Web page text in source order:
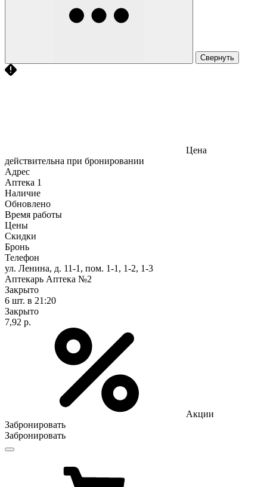
Свернуть
Цена
действительна при бронировании
Адрес
Аптека 1
Наличие
Обновлено
Время работы
Цены
Скидки
Бронь
Телефон
ул. Ленина, д. 11-1, пом. 1-1, 1-2, 1-3
Аптекарь Аптека №2
Закрыто
6 шт. в 21:20
Закрыто
7,92 р.
Акции
Забронировать
Забронировать